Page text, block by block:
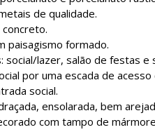
de qualidade.
paisagismo formado.
social/lazer, salão de festas e
por uma escada de
social.
ensolarada, bem
com tampo de